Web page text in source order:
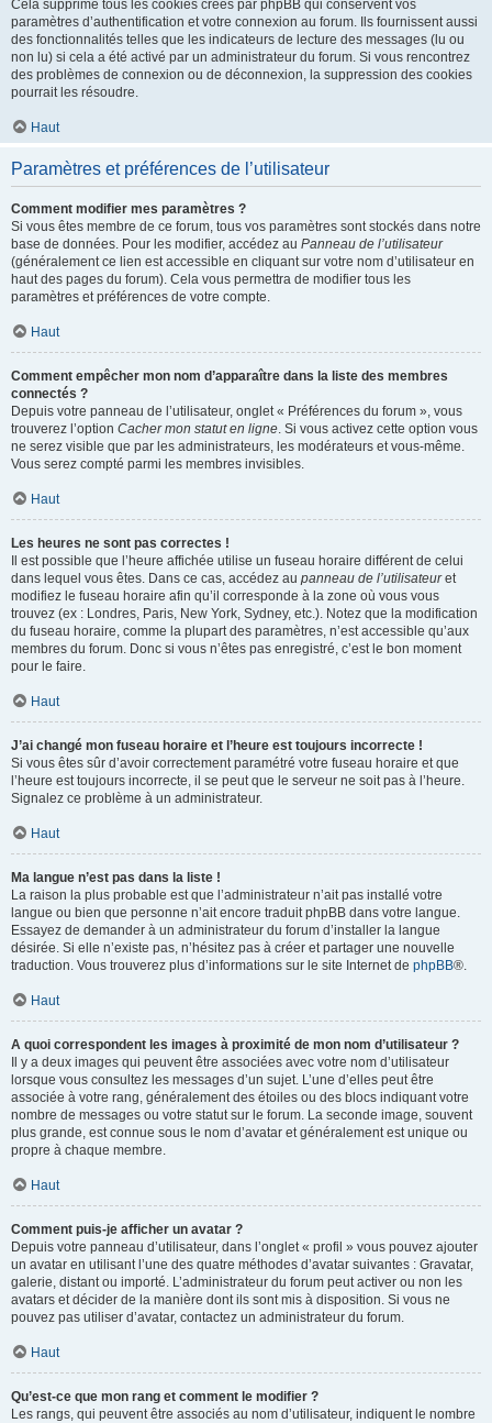
Cela supprime tous les cookies créés par phpBB qui conservent vos
paramètres d’authentification et votre connexion au forum. Ils fournissent aussi
des fonctionnalités telles que les indicateurs de lecture des messages (lu ou
non lu) si cela a été activé par un administrateur du forum. Si vous rencontrez
des problèmes de connexion ou de déconnexion, la suppression des cookies
pourrait les résoudre.
Haut
Paramètres et préférences de l’utilisateur
Comment modifier mes paramètres ?
Si vous êtes membre de ce forum, tous vos paramètres sont stockés dans notre
base de données. Pour les modifier, accédez au Panneau de l’utilisateur
(généralement ce lien est accessible en cliquant sur votre nom d’utilisateur en
haut des pages du forum). Cela vous permettra de modifier tous les
paramètres et préférences de votre compte.
Haut
Comment empêcher mon nom d’apparaître dans la liste des membres
connectés ?
Depuis votre panneau de l’utilisateur, onglet « Préférences du forum », vous
trouverez l’option Cacher mon statut en ligne. Si vous activez cette option vous
ne serez visible que par les administrateurs, les modérateurs et vous-même.
Vous serez compté parmi les membres invisibles.
Haut
Les heures ne sont pas correctes !
Il est possible que l’heure affichée utilise un fuseau horaire différent de celui
dans lequel vous êtes. Dans ce cas, accédez au panneau de l’utilisateuret
modifiez le fuseau horaire afin qu’il corresponde à la zone où vous vous
trouvez (ex : Londres, Paris, New York, Sydney, etc.). Notez que la modification
du fuseau horaire, comme la plupart des paramètres, n’est accessible qu’aux
membres du forum. Donc si vous n’êtes pas enregistré, c’est le bon moment
pour le faire.
Haut
J’ai changé mon fuseau horaire et l’heure est toujours incorrecte !
Si vous êtes sûr d’avoir correctement paramétré votre fuseau horaire et que
l’heure est toujours incorrecte, il se peut que le serveur ne soit pas à l’heure.
Signalez ce problème à un administrateur.
Haut
Ma langue n’est pas dans la liste !
La raison la plus probable est que l’administrateur n’ait pas installé votre
langue ou bien que personne n’ait encore traduit phpBB dans votre langue.
Essayez de demander à un administrateur du forum d’installer la langue
désirée. Si elle n’existe pas, n’hésitez pas à créer et partager une nouvelle
traduction. Vous trouverez plus d’informations sur le site Internet de phpBB®.
Haut
A quoi correspondent les images à proximité de mon nom d’utilisateur ?
Il y a deux images qui peuvent être associées avec votre nom d’utilisateur
lorsque vous consultez les messages d’un sujet. L’une d’elles peut être
associée à votre rang, généralement des étoiles ou des blocs indiquant votre
nombre de messages ou votre statut sur le forum. La seconde image, souvent
plus grande, est connue sous le nom d’avatar et généralement est unique ou
propre à chaque membre.
Haut
Comment puis-je afficher un avatar ?
Depuis votre panneau d’utilisateur, dans l’onglet « profil » vous pouvez ajouter
un avatar en utilisant l’une des quatre méthodes d’avatar suivantes : Gravatar,
galerie, distant ou importé. L’administrateur du forum peut activer ou non les
avatars et décider de la manière dont ils sont mis à disposition. Si vous ne
pouvez pas utiliser d’avatar, contactez un administrateur du forum.
Haut
Qu’est-ce que mon rang et comment le modifier ?
Les rangs, qui peuvent être associés au nom d’utilisateur, indiquent le nombre